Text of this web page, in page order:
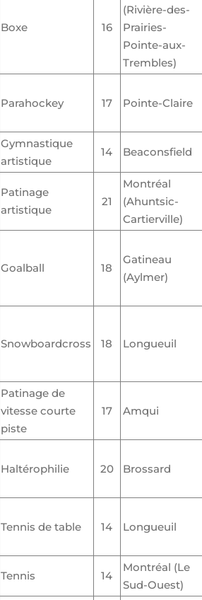
Boxe 16
(Rivière-des-
Prairies-
Pointe-aux-
Trembles)
Parahockey 17 Pointe-Claire
Gymnastique
artistique
14 Beaconsfield
Patinage
artistique
21
Montréal
(Ahuntsic-
Cartierville)
Goalball 18
Gatineau
(Aylmer)
Snowboardcross 18 Longueuil
Patinage de
vitesse courte
piste
17 Amqui
Haltérophilie 20 Brossard
Tennis de table 14 Longueuil
Tennis 14
Montréal (Le
Sud-Ouest)